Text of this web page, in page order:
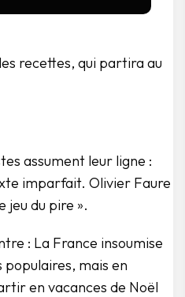
recettes, qui partira au
assument leur ligne :
imparfait. Olivier Faure
jeu du pire ».
: La France insoumise
mais en
en vacances de Noël